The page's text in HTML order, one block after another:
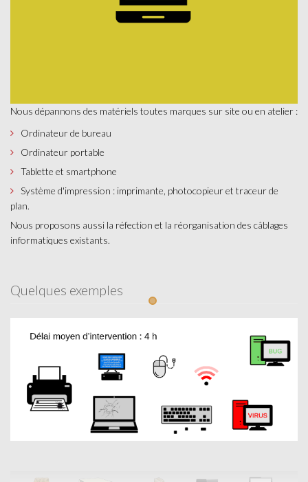
Nous dépannons des matériels toutes marques sur site ou en atelier :
Ordinateur de bureau
Ordinateur portable
Tablette et smartphone
Système d'impression : imprimante, photocopieur et traceur de
plan.
Nous proposons aussi la réfection et la réorganisation des câblages
informatiques existants.
Quelques exemples